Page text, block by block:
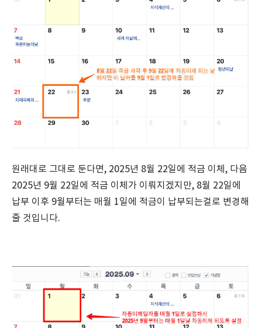
원래대로 그대로 둔다면, 2025년 8월 22일에 적금 이체, 다음
2025년 9월 22일에 적금 이체가 이뤄지겠지만, 8월 22일에
납부 이후 9월부터는 매월 1일에 적금이 납부되는걸로 변경해
줄 것입니다.